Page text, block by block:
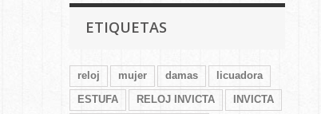
ETIQUETAS
reloj mujer damas
licuadora
ESTUFA
RELOJ INVICTA
INVICTA